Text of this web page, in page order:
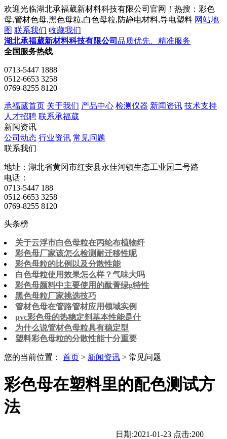
欢迎光临湖北承福葳新材料科技有限公司官网！热搜：彩色
母,管材色母,黑色母粒,白色母粒,防静电材料,导电塑料 网站地
图 联系我们 收藏我们
湖北承福葳新材料科技有限公司 品质优先、精准服务
全国服务热线
0713-5447 1888
0512-6653 3258
0769-8255 8120
承福葳首页 关于我们 产品中心 检测仪器 新闻资讯 技术支持
人才招聘 联系承福葳
新闻资讯
公司动态 行业资讯 常见问题
联系我们
地址：湖北省黄冈市红安县永佳河镇生态工业园二号路
电话：
0713-5447 188
0512-6653 3258
0769-8255 8120
头条榜
关于云浮市白色母粒​在丙纶布植物纤
彩色母厂家该怎么检测耐迁移性呢
彩色母粒的比例以及分散性能
白色母粒使用效果怎么样？气味大吗
彩色母颜料中主要使用的酞菁绿g特性
黑色母粒厂家挑选技巧
管材色母在管路管材应用领域实例
pvc彩色母的热稳定剂基本性能是什
为什么说管材色母粒具有稳定型
塑料彩色母粒的分散性能十分重要
您的当前位置： 首页 > 新闻资讯 > 常见问题
彩色母在塑料里的配色测试方
法
日期:2021-01-23 点击:200